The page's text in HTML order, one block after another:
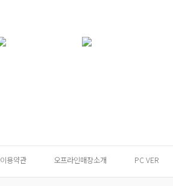
이용약관 오프라인매장소개 PC VER